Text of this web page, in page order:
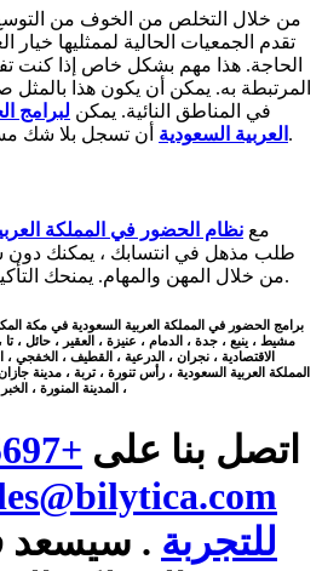
من خلال التخلص من الخوف من
تقدم الجمعيات الحالية لممثليها
الحاجة. هذا مهم بشكل خاص إذا كنت
المرتبطة به. يمكن أن يكون هذا بالمثل
في المناطق النائية. يمكن لبرامج
العربية السعودية أن تسجل بلا شك مساعدة ممثليك من أي مكان.
مع نظام الحضور في المملكة
طلب مذهل في انتسابك ، يمكنك دون
من خلال المهن والمهام. يمنحك التأكيد الخطوط العريضة للأهمية.
برامج الحضور في المملكة العربية السعودية في مكة
مشيط ، ينبع ، جدة ، الدمام ، عنيزة ، العقير ، حائل ، تا
الاقتصادية ، نجران ، الدرعية ، القطيف ، الخفجي ،
المملكة العربية السعودية ، رأس تنورة ، تربة ، مدينة
المدينة المنورة ، الخبر ، أبها ، تبوك ، المملكة العربية السعودية ،
اتصل بنا على +966547315697
للتجربة . سيسعد